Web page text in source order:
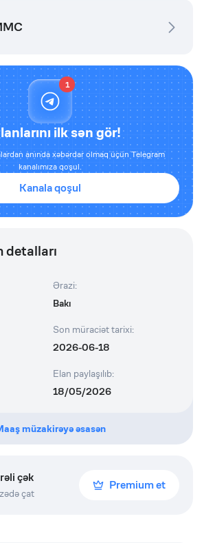
1
ilk sən gör!
anında xəbərdar olmaq üçün Telegram
kanalımıza qoşul.
Kanala qoşul
detalları
Ərazi:
Bakı
Son müraciət tarixi:
2026-06-18
Elan paylaşılıb:
18/05/2026
müzakirəyə əsasən
çək
çat
Premium et